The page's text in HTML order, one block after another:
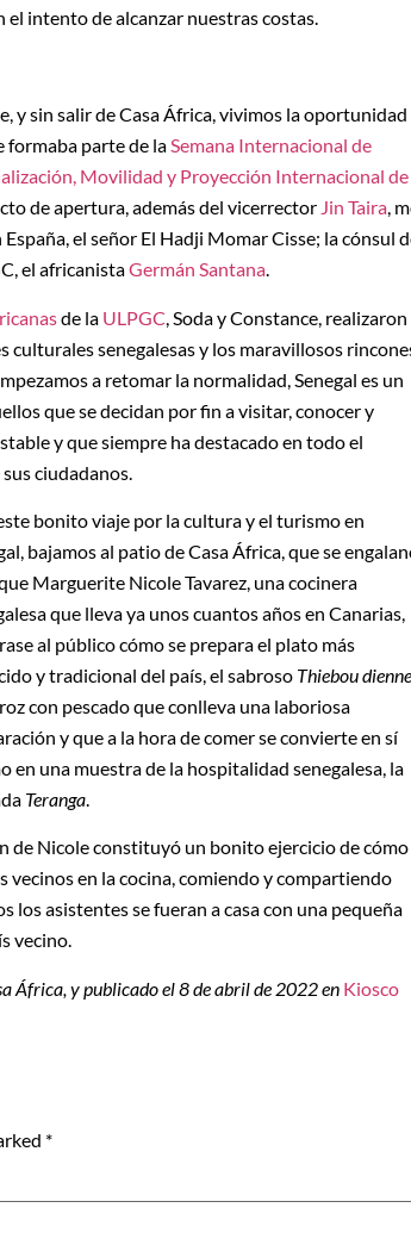
el intento de alcanzar nuestras costas.
y sin salir de Casa África, vivimos la oportunidad
formaba parte de laSemana Internacional de
Movilidad y Proyección Internacional de
de apertura, además del vicerrector Jin Taira,
el señor El Hadji Momar Cisse; la cónsul
el africanistaGermán Santana.
de la ULPGC , Soda y Constance, realizaron
senegalesas y los maravillosos
a retomar la normalidad, Senegal es un
que se decidan por fin a visitar, conocer y
y que siempre ha destacado en todo el
ciudadanos.
bonito viaje por la cultura y el turismo en
bajamos al patio de Casa África, que se
Marguerite Nicole Tavarez, una cocinera
que lleva ya unos cuantos años en Canarias,
al público cómo se prepara el plato más
y tradicional del país, el sabroso Thiebou dienne
con pescado que conlleva una laboriosa
y que a la hora de comer se convierte en sí
en una muestra de la hospitalidad senegalesa, la
Teranga.
de Nicole constituyó un bonito ejercicio de cómo
vecinos en la cocina, comiendo y compartiendo
asistentes se fueran a casa con una pequeña
vecino.
África, y publicado el 8 de abril de 2022 en Kiosco
*